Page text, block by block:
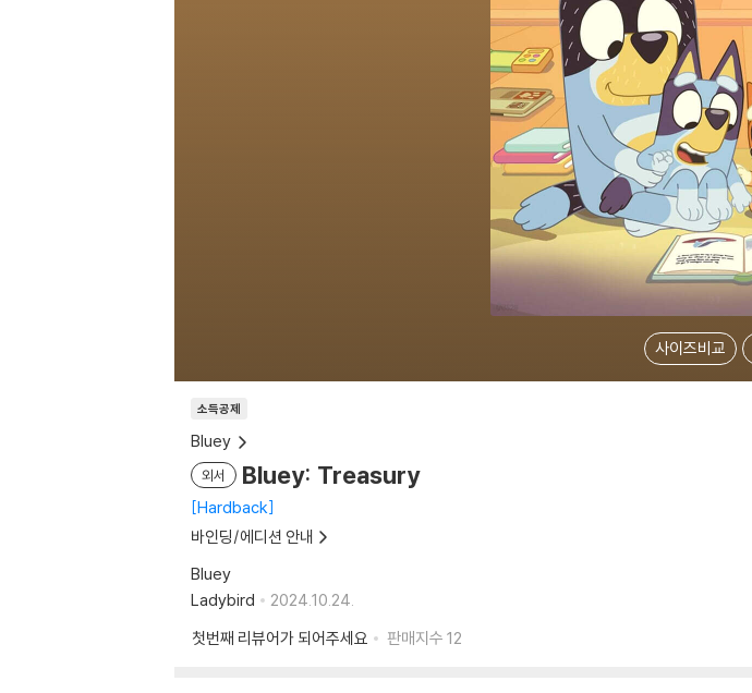
사이즈비교
소득공제
Bluey
외서 Bluey: Treasury
Hardback
바인딩/에디션 안내
Bluey
Ladybird
2024.10.24.
첫번째 리뷰어가 되어주세요
판매지수 12